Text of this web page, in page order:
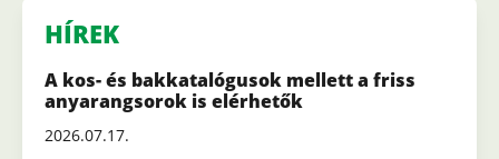
HÍREK
A kos- és bakkatalógusok mellett a friss
anyarangsorok is elérhetők
2026.07.17.